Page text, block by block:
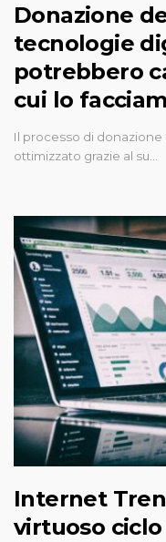
Donazione
tecnologie
potrebbero
cui lo
Il processo di
ottimizzato grazie al su…
Internet
virtuoso